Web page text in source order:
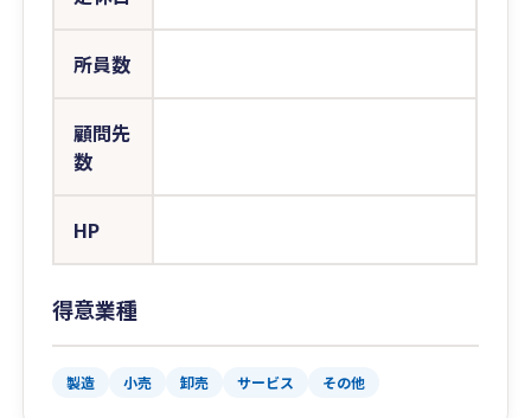
所員数
顧問先
数
HP
得意業種
製造 小売 卸売 サービス その他